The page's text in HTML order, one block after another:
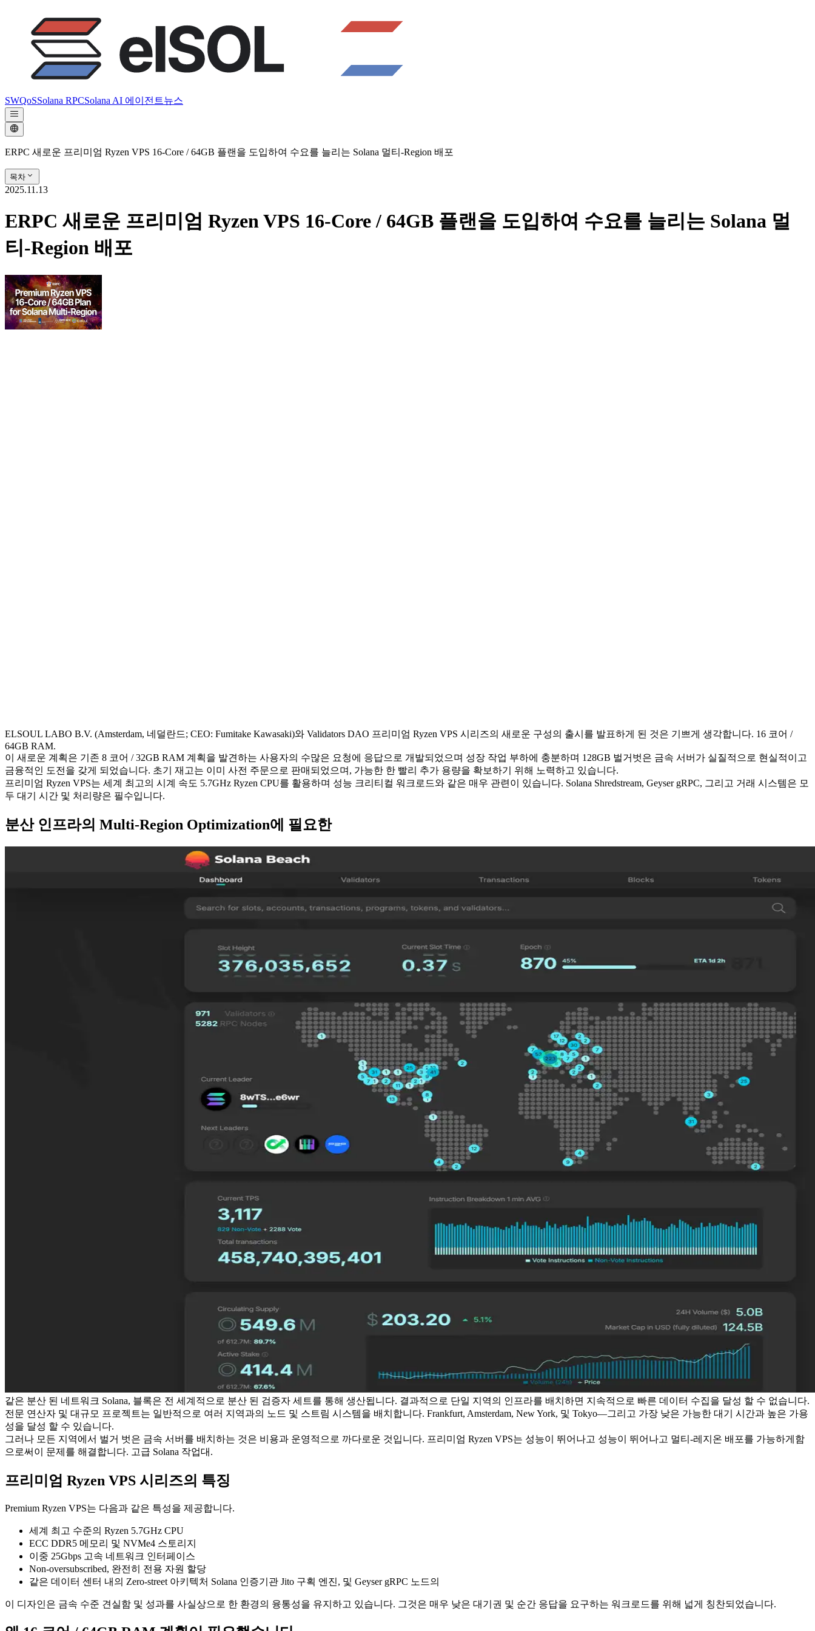
SWQoSSolana RPCSolana AI 에이전트뉴스
ERPC 새로운 프리미엄 Ryzen VPS 16-Core / 64GB 플랜을 도입하여 수요를 늘리는 Solana 멀티-Region 배포
목차
2025.11.13
ERPC 새로운 프리미엄 Ryzen VPS 16-Core / 64GB 플랜을 도입하여 수요를 늘리는 Solana 멀
티-Region 배포
ELSOUL LABO B.V. (Amsterdam, 네덜란드; CEO: Fumitake Kawasaki)와 Validators DAO 프리미엄 Ryzen VPS 시리즈의 새로운 구성의 출시를 발표하게 된 것은 기쁘게 생각합니다. 16 코어 /
64GB RAM.
이 새로운 계획은 기존 8 코어 / 32GB RAM 계획을 발견하는 사용자의 수많은 요청에 응답으로 개발되었으며 성장 작업 부하에 충분하며 128GB 벌거벗은 금속 서버가 실질적으로 현실적이고
금융적인 도전을 갖게 되었습니다. 초기 재고는 이미 사전 주문으로 판매되었으며, 가능한 한 빨리 추가 용량을 확보하기 위해 노력하고 있습니다.
프리미엄 Ryzen VPS는 세계 최고의 시계 속도 5.7GHz Ryzen CPU를 활용하며 성능 크리티컬 워크로드와 같은 매우 관련이 있습니다. Solana Shredstream, Geyser gRPC, 그리고 거래 시스템은 모
두 대기 시간 및 처리량은 필수입니다.
분산 인프라의 Multi-Region Optimization에 필요한
같은 분산 된 네트워크 Solana, 블록은 전 세계적으로 분산 된 검증자 세트를 통해 생산됩니다. 결과적으로 단일 지역의 인프라를 배치하면 지속적으로 빠른 데이터 수집을 달성 할 수 없습니다.
전문 연산자 및 대규모 프로젝트는 일반적으로 여러 지역과의 노드 및 스트림 시스템을 배치합니다. Frankfurt, Amsterdam, New York, 및 Tokyo—그리고 가장 낮은 가능한 대기 시간과 높은 가용
성을 달성 할 수 있습니다.
그러나 모든 지역에서 벌거 벗은 금속 서버를 배치하는 것은 비용과 운영적으로 까다로운 것입니다. 프리미엄 Ryzen VPS는 성능이 뛰어나고 성능이 뛰어나고 멀티-레지온 배포를 가능하게함
으로써이 문제를 해결합니다. 고급 Solana 작업대.
프리미엄 Ryzen VPS 시리즈의 특징
Premium Ryzen VPS는 다음과 같은 특성을 제공합니다.
세계 최고 수준의 Ryzen 5.7GHz CPU
ECC DDR5 메모리 및 NVMe4 스토리지
이중 25Gbps 고속 네트워크 인터페이스
Non-oversubscribed, 완전히 전용 자원 할당
같은 데이터 센터 내의 Zero-street 아키텍처 Solana 인증기관 Jito 구획 엔진, 및 Geyser gRPC 노드의
이 디자인은 금속 수준 견실함 및 성과를 사실상으로 한 환경의 융통성을 유지하고 있습니다. 그것은 매우 낮은 대기권 및 순간 응답을 요구하는 워크로드를 위해 넓게 칭찬되었습니다.